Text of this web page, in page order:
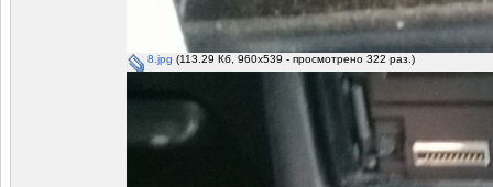
8.jpg (113.29 Кб, 960x539 - просмотрено 322 раз.)